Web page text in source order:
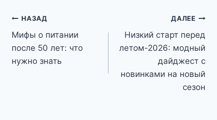
Навигация
по
записям
НАЗАД
Мифы о питании
после 50 лет: что
нужно знать
ДАЛЕЕ
Низкий старт перед
летом-2026: модный
дайджест с
новинками на новый
сезон